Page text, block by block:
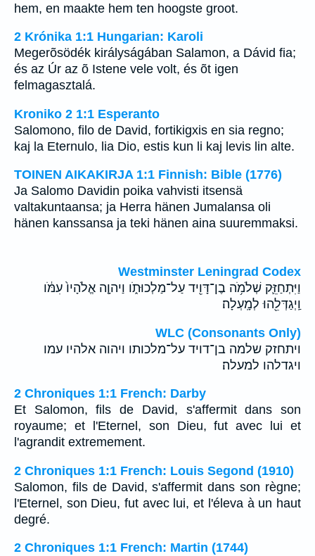
hem, en maakte hem ten hoogste groot.
2 Krónika 1:1 Hungarian: Karoli
Megerõsödék királyságában Salamon, a Dávid fia;
és az Úr az õ Istene vele volt, és õt igen
felmagasztalá.
Kroniko 2 1:1 Esperanto
Salomono, filo de David, fortikigxis en sia regno;
kaj la Eternulo, lia Dio, estis kun li kaj levis lin alte.
TOINEN AIKAKIRJA 1:1 Finnish: Bible (1776)
Ja Salomo Davidin poika vahvisti itsensä
valtakuntaansa; ja Herra hänen Jumalansa oli
hänen kanssansa ja teki hänen aina suuremmaksi.
Westminster Leningrad Codex
וַיִּתְחַזֵּ֛ק שְׁלֹמֹ֥ה בֶן־דָּוִ֖יד עַל־מַלְכוּתֹ֑ו וַיהוָ֤ה אֱלֹהָיו֙ עִמֹּ֔ו
וַֽיְגַדְּלֵ֖הוּ לְמָֽעְלָה׃
WLC (Consonants Only)
ויתחזק שלמה בן־דויד על־מלכותו ויהוה אלהיו עמו
ויגדלהו למעלה׃
2 Chroniques 1:1 French: Darby
Et Salomon, fils de David, s'affermit dans son
royaume; et l'Eternel, son Dieu, fut avec lui et
l'agrandit extremement.
2 Chroniques 1:1 French: Louis Segond (1910)
Salomon, fils de David, s'affermit dans son règne;
l'Eternel, son Dieu, fut avec lui, et l'éleva à un haut
degré.
2 Chroniques 1:1 French: Martin (1744)